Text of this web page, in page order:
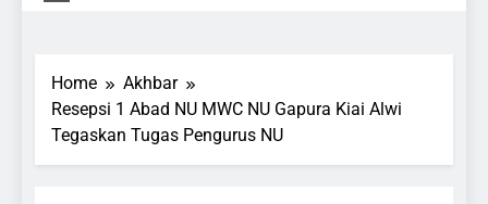
Home
Akhbar
Resepsi 1 Abad NU MWC NU Gapura Kiai Alwi
Tegaskan Tugas Pengurus NU